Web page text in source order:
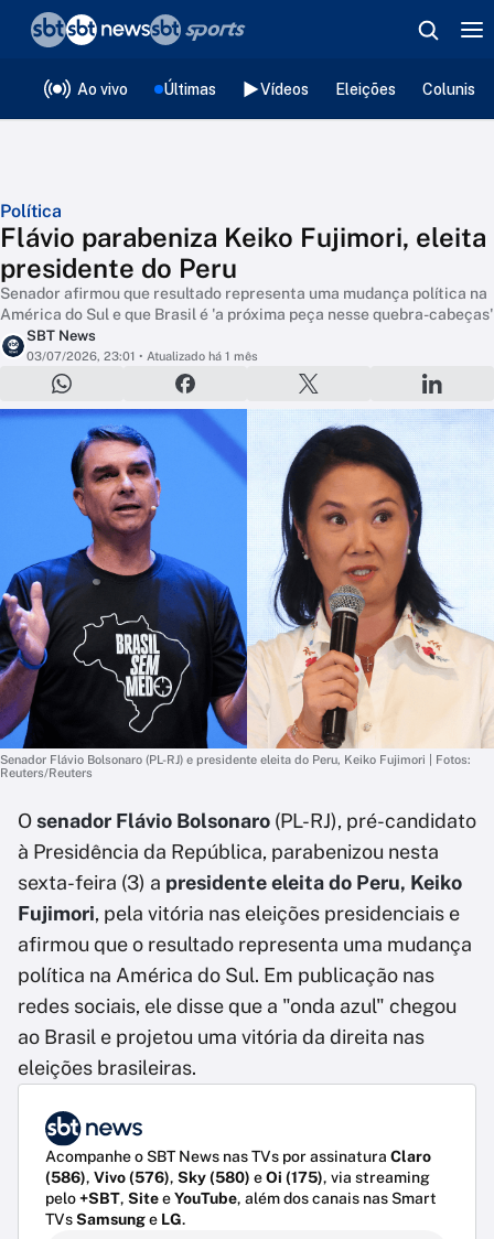
Ao vivo Últimas Vídeos Eleições
Política
Flávio parabeniza Keiko Fujimori, eleita
presidente do Peru
Senador afirmou que resultado representa uma mudança política na
América do Sul e que Brasil é 'a próxima peça nesse quebra-cabeças'
SBT News
03/07/2026, 23:01 • Atualizado há 1 mês
Senador Flávio Bolsonaro (PL-RJ) e presidente eleita do Peru, Keiko Fujimori | Fotos:
Reuters/Reuters
Osenador Flávio Bolsonaro (PL-RJ), pré-candidato
à Presidência da República, parabenizou nesta
sexta-feira (3) a presidente eleita do Peru, Keiko
Fujimori, pela vitória nas eleições presidenciais e
afirmou que o resultado representa uma mudança
política na América do Sul. Em publicação nas
redes sociais, ele disse que a "onda azul" chegou
ao Brasil e projetou uma vitória da direita nas
eleições brasileiras.
Acompanhe o SBT News nas TVs por assinatura Claro
(586), Vivo (576), Sky (580) eOi (175), via streaming
pelo+SBT, SiteeYouTube, além dos canais nas Smart
TVsSamsunge LG.
❮voltar
Editorias